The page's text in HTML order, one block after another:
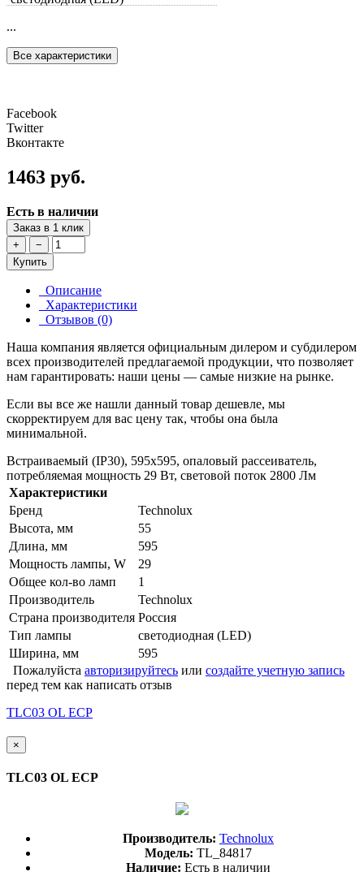
...
Все характеристики
Facebook
Twitter
Вконтакте
1463 руб.
Есть в наличии
Заказ в 1 клик
+
−
Купить
Описание
Характеристики
Отзывов (0)
Наша компания является официальным дилером и субдилером
всех производителей предлагаемой продукции, что позволяет
нам гарантировать: наши цены — самые низкие на рынке.
Если вы все же нашли данный товар дешевле, мы
скорректируем для вас цену так, чтобы она была
минимальной.
Встраиваемый (IP30), 595х595, опаловый рассеиватель,
потребляемая мощность 29 Вт, световой поток 2800 Лм
Характеристики
Бренд
Technolux
Высота, мм
55
Длина, мм
595
Мощность лампы, W
29
Общее кол-во ламп
1
Производитель
Technolux
Страна производителя Россия
Тип лампы
светодиодная (LED)
Ширина, мм
595
Пожалуйста авторизируйтесь или создайте учетную запись
перед тем как написать отзыв
TLC03 OL ECP
×
TLC03 OL ECP
Производитель: Technolux
Модель: TL_84817
Наличие: Есть в наличии